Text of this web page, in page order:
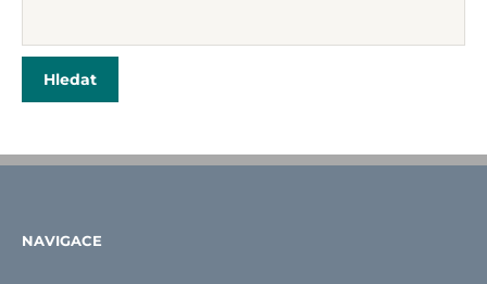
NAVIGACE